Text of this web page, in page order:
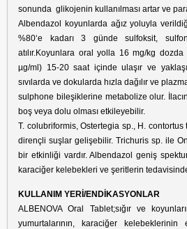
sonunda glikojenin kullanılması artar ve
Albendazol koyunlarda ağız yoluyla
%80‘e kadarı 3 günde sulfoksit,
atılır.Koyunlara oral yolla 16 mg/kg
µg/ml) 15-20 saat içinde ulaşır ve
sıvılarda ve dokularda hızla dağılır ve
sulphone bileşiklerine metabolize olur.
boş veya dolu olması etkileyebilir.
T. colubriformis, Ostertegia sp., H.
dirençli suşlar gelişebilir. Trichuris sp. ile
bir etkinliği vardır. Albendazol geniş
karaciğer kelebekleri ve şeritlerin
KULLANIM YERİ/ENDİKASYONLAR
ALBENOVA Oral Tablet;sığır ve
yumurtalarının, karaciğer